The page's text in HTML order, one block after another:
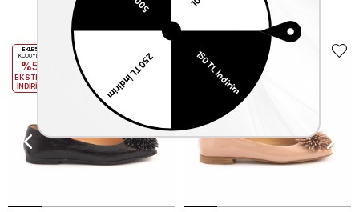
Benzer Ürünler
EKLE5
KODUYLA
%5
EKSTRA
İNDİRİM
KODUYLA
%5
EKSTRA